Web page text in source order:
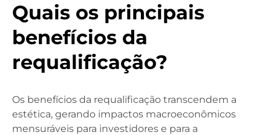
Quais os principais
benefícios da
requalificação?
Os benefícios da requalificação transcendem a
estética, gerando impactos macroeconômicos
mensuráveis para investidores e para a